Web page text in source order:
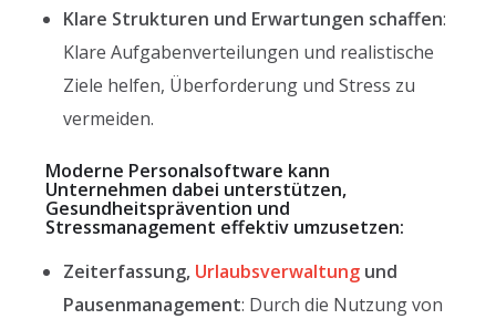
Klare Strukturen und Erwartungen schaffen:
Klare Aufgabenverteilungen und realistische
Ziele helfen, Überforderung und Stress zu
vermeiden.
Moderne Personalsoftware kann
Unternehmen dabei unterstützen,
Gesundheitsprävention und
Stressmanagement effektiv umzusetzen:
Zeiterfassung, Urlaubsverwaltungund
Pausenmanagement: Durch die Nutzung von